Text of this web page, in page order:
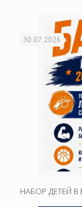
30.07.2026
НАБОР ДЕТЕЙ В